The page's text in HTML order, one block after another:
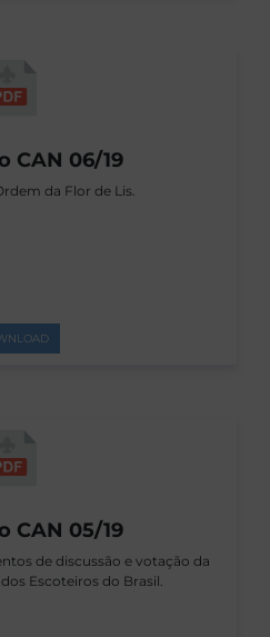
CAN 06/19
da Flor de Lis.
CAN 05/19
de discussão e votação da
Escoteiros do Brasil.